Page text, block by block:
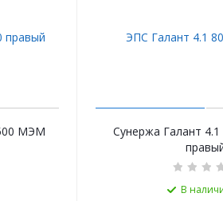
МЭМ
Сунержа Галант
В